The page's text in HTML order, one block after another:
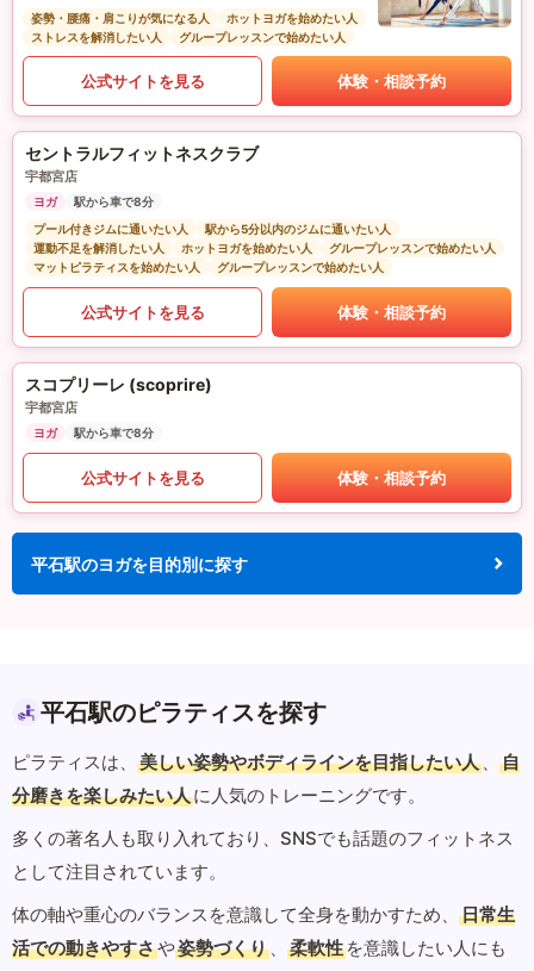
姿勢・腰痛・肩こりが気になる人
ホットヨガを始めたい人
ストレスを解消したい人
グループレッスンで始めたい人
公式サイトを見る 体験・相談予約
セントラルフィットネスクラブ
宇都宮店
ヨガ
駅から車で8分
プール付きジムに通いたい人
駅から5分以内のジムに通いたい人
運動不足を解消したい人
ホットヨガを始めたい人
グループレッスンで始めたい人
マットピラティスを始めたい人
グループレッスンで始めたい人
公式サイトを見る 体験・相談予約
スコプリーレ (scoprire)
宇都宮店
ヨガ 駅から車で8分
公式サイトを見る 体験・相談予約
平石駅のヨガを目的別に探す
平石駅のピラティスを探す
ピラティスは、 美しい姿勢やボディラインを目指したい人 、
自
分磨きを楽しみたい人に人気のトレーニングです。
多くの著名人も取り入れており、SNSでも話題のフィットネス
として注目されています。
体の軸や重心のバランスを意識して全身を動かすため、
日常生
活での動きやすさや姿勢づくり 、 柔軟性 を意識したい人にも